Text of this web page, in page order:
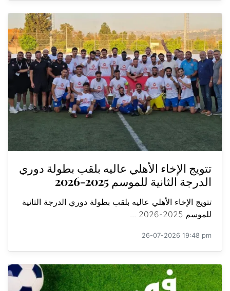
تتويج الإخاء الأهلي عاليه بلقب بطولة دوري
الدرجة الثانية للموسم 2025-2026
تتويج الإخاء الأهلي عاليه بلقب بطولة دوري الدرجة الثانية
للموسم 2025-2026 ...
26-07-2026 19:48 pm